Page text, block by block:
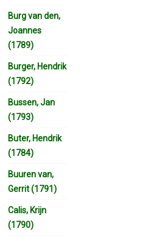
Burg van den,
Joannes
(1789)
Burger, Hendrik
(1792)
Bussen, Jan
(1793)
Buter, Hendrik
(1784)
Buuren van,
Gerrit (1791)
Calis, Krijn
(1790)